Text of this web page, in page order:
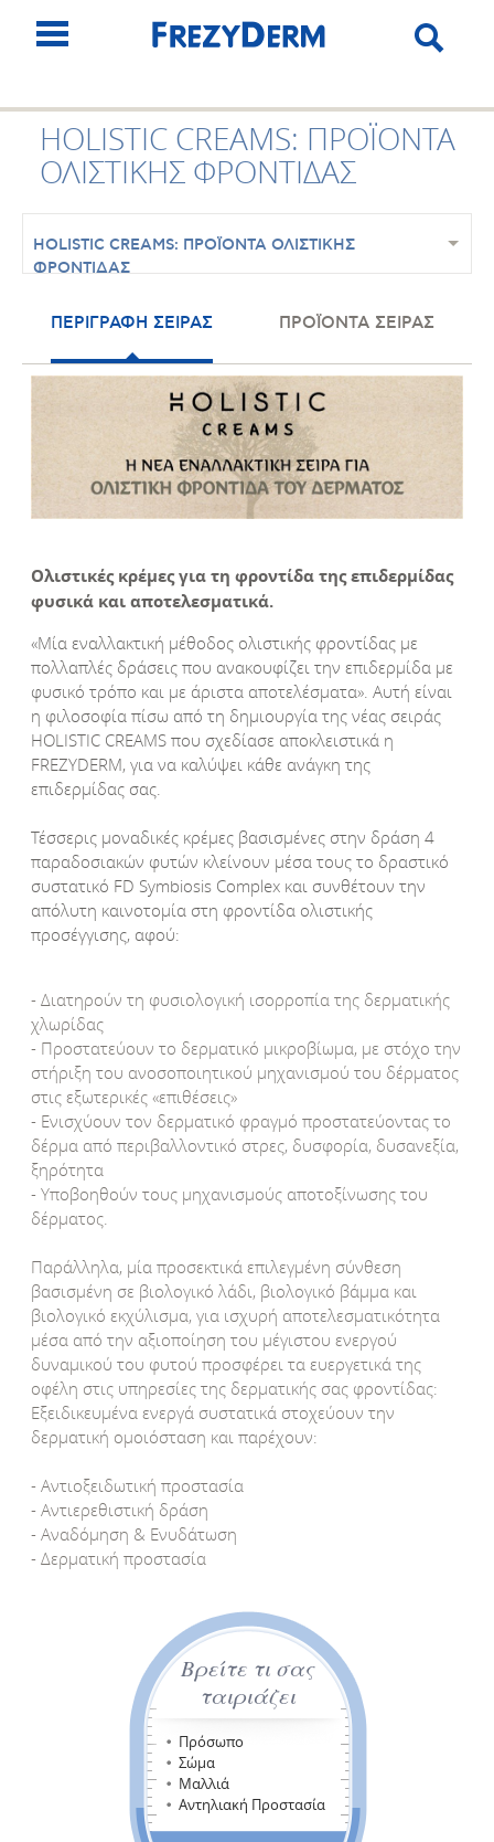
HOLISTIC CREAMS: ΠΡΟΪΟΝΤΑ
ΟΛΙΣΤΙΚΗΣ ΦΡΟΝΤΙΔΑΣ
HOLISTIC CREAMS: ΠΡΟΪΟΝΤΑ ΟΛΙΣΤΙΚΗΣ
ΦΡΟΝΤΙΔΑΣ
ΠΕΡΙΓΡΑΦΗ ΣΕΙΡΑΣ ΠΡΟΪΟΝΤΑ ΣΕΙΡΑΣ
Ολιστικές κρέμες για τη φροντίδα της επιδερμίδας
φυσικά και αποτελεσματικά.
«Μία εναλλακτική μέθοδος ολιστικής φροντίδας με
πολλαπλές δράσεις που ανακουφίζει την επιδερμίδα με
φυσικό τρόπο και με άριστα αποτελέσματα». Αυτή είναι
η φιλοσοφία πίσω από τη δημιουργία της νέας σειράς
HOLISTΙC CREAMS που σχεδίασε αποκλειστικά η
FREZYDERM, για να καλύψει κάθε ανάγκη της
επιδερμίδας σας.
Τέσσερις μοναδικές κρέμες βασισμένες στην δράση 4
παραδοσιακών φυτών κλείνουν μέσα τους το δραστικό
συστατικό FD Symbiosis Complex και συνθέτουν την
απόλυτη καινοτομία στη φροντίδα ολιστικής
προσέγγισης, αφού:
- Διατηρούν τη φυσιολογική ισορροπία της δερματικής
χλωρίδας
- Προστατεύουν το δερματικό μικροβίωμα, με στόχο την
στήριξη του ανοσοποιητικού μηχανισμού του δέρματος
στις εξωτερικές «επιθέσεις»
- Ενισχύουν τον δερματικό φραγμό προστατεύοντας το
δέρμα από περιβαλλοντικό στρες, δυσφορία, δυσανεξία,
ξηρότητα
- Υποβοηθούν τους μηχανισμούς αποτοξίνωσης του
δέρματος.
Παράλληλα, μία προσεκτικά επιλεγμένη σύνθεση
βασισμένη σε βιολογικό λάδι, βιολογικό βάμμα και
βιολογικό εκχύλισμα, για ισχυρή αποτελεσματικότητα
μέσα από την αξιοποίηση του μέγιστου ενεργού
δυναμικού του φυτού προσφέρει τα ευεργετικά της
οφέλη στις υπηρεσίες της δερματικής σας φροντίδας:
Εξειδικευμένα ενεργά συστατικά στοχεύουν την
δερματική ομοιόσταση και παρέχουν:
- Αντιοξειδωτική προστασία
- Αντιερεθιστική δράση
- Αναδόμηση & Ενυδάτωση
- Δερματική προστασία
Βρείτε τι σας
ταιριάζει
Πρόσωπο
Σώμα
Μαλλιά
Αντηλιακή Προστασία